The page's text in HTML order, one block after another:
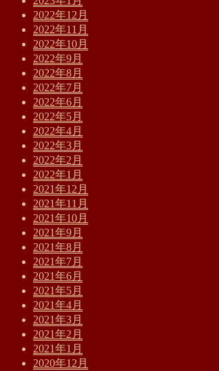
2022年12月
2022年11月
2022年10月
2022年9月
2022年8月
2022年7月
2022年6月
2022年5月
2022年4月
2022年3月
2022年2月
2022年1月
2021年12月
2021年11月
2021年10月
2021年9月
2021年8月
2021年7月
2021年6月
2021年5月
2021年4月
2021年3月
2021年2月
2021年1月
2020年12月